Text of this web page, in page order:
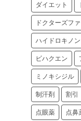
ダイエット
ドクターズフ
ハイドロキノン
ビハクエン
ミノキシジル
制汗剤 割引
点眼薬 点鼻